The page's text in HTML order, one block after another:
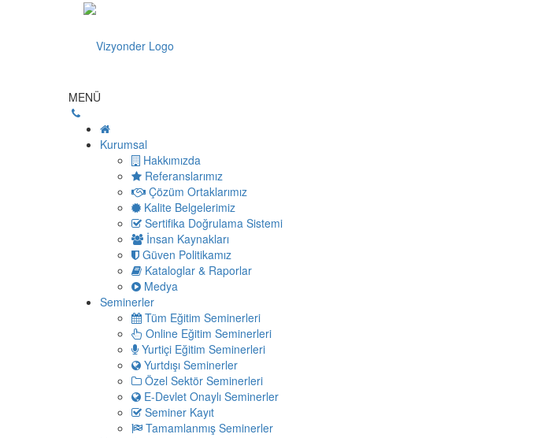
MENÜ
Kurumsal
Hakkımızda
Referanslarımız
Çözüm Ortaklarımız
Kalite Belgelerimiz
Sertifika Doğrulama Sistemi
İnsan Kaynakları
Güven Politikamız
Kataloglar & Raporlar
Medya
Seminerler
Tüm Eğitim Seminerleri
Online Eğitim Seminerleri
Yurtiçi Eğitim Seminerleri
Yurtdışı Seminerler
Özel Sektör Seminerleri
E-Devlet Onaylı Seminerler
Seminer Kayıt
Tamamlanmış Seminerler